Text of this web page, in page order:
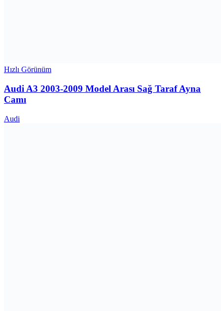
Hızlı Görünüm
Audi A3 2003-2009 Model Arası Sağ Taraf Ayna
Camı
Audi